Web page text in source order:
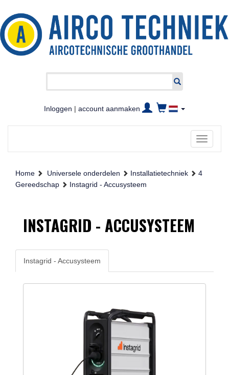
Inloggen | account aanmaken
Toggle
Home Universele onderdelen Installatietechniek
4
Gereedschap
Instagrid - Accusysteem
INSTAGRID - ACCUSYSTEEM
Instagrid - Accusysteem